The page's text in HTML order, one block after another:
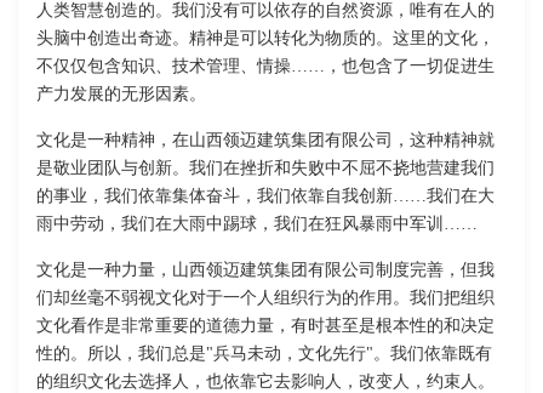
人类智慧创造的。我们没有可以依存的自然资源，唯有在人的
头脑中创造出奇迹。精神是可以转化为物质的。这里的文化，
不仅仅包含知识、技术管理、情操……，也包含了一切促进生
产力发展的无形因素。
文化是一种精神，在山西领迈建筑集团有限公司，这种精神就
是敬业团队与创新。我们在挫折和失败中不屈不挠地营建我们
的事业，我们依靠集体奋斗，我们依靠自我创新……我们在大
雨中劳动，我们在大雨中踢球，我们在狂风暴雨中军训……
文化是一种力量，山西领迈建筑集团有限公司制度完善，但我
们却丝毫不弱视文化对于一个人组织行为的作用。我们把组织
文化看作是非常重要的道德力量，有时甚至是根本性的和决定
性的。所以，我们总是"兵马未动，文化先行"。我们依靠既有
的组织文化去选择人，也依靠它去影响人，改变人，约束人。